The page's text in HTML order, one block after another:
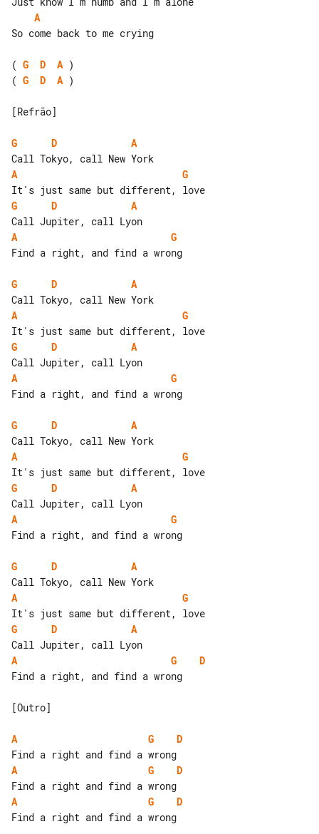
A
So come back to me crying
( G D A
( G D A )
[Refrão]
G D
A
A
G
G
D
A
A
G
Find a right, and find a wrong
G D
A
A
G
G
D
A
A
G
Find a right, and find a wrong
G D
A
A
G
G
D
A
A
G
Find a right, and find a wrong
G D
A
A
G
G
D
A
A
G
D
Find a right, and find a wrong
[Outro]
A G
D
A
G
D
A
G
D